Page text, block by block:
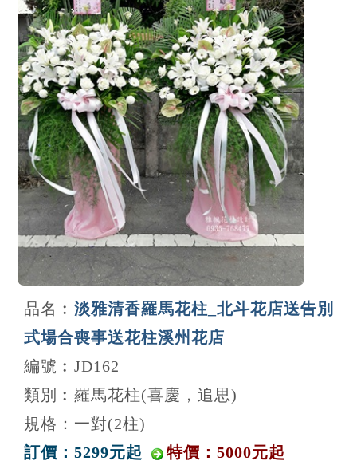
品名︰淡雅清香羅馬花柱_北斗花店送告別
式場合喪事送花柱溪州花店
編號︰JD162
類別︰羅馬花柱(喜慶，追思)
規格：一對(2柱)
訂價：5299元起
特價：5000元起